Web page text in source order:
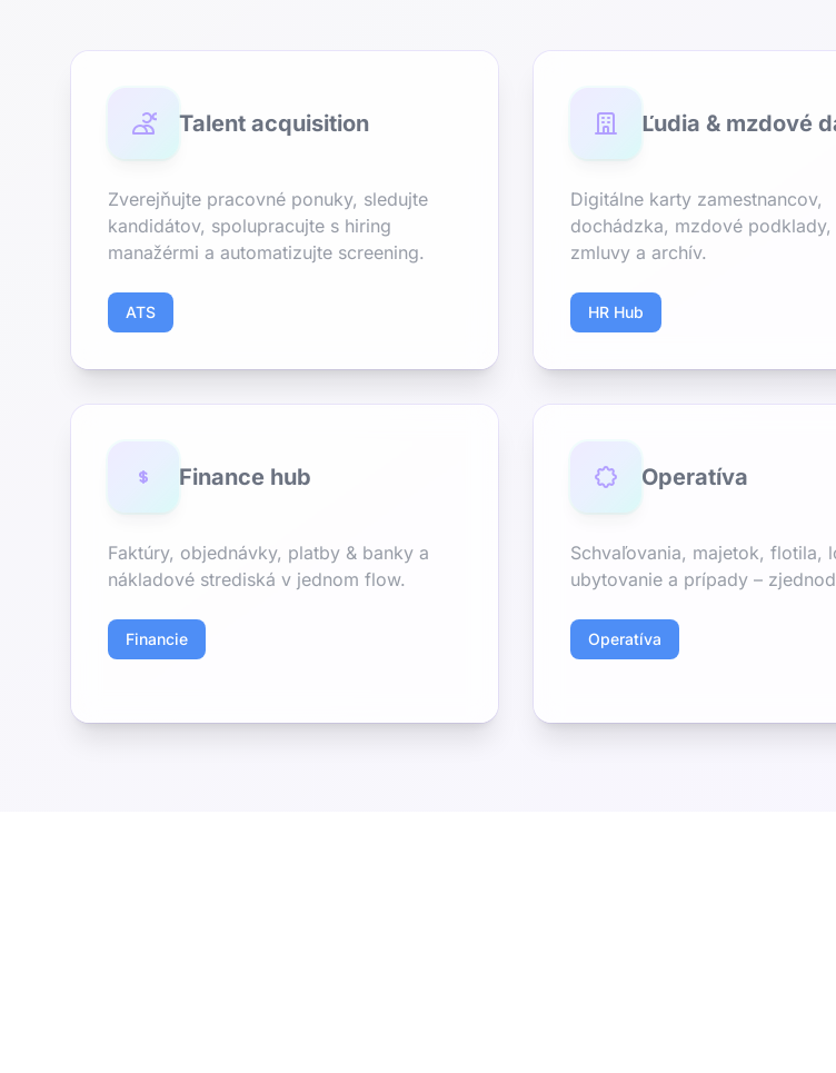
Talent acquisition
Zverejňujte pracovné ponuky, sledujte
kandidátov, spolupracujte s hiring
manažérmi a automatizujte screening.
ATS
Ľudia & mzdové
Digitálne karty zamestnancov,
dochádzka, mzdové podklady,
zmluvy a archív.
HR Hub
Finance hub
Faktúry, objednávky, platby & banky a
nákladové strediská v jednom flow.
Financie
Operatíva
Schvaľovania, majetok, flotila,
ubytovanie a prípady –
Operatíva